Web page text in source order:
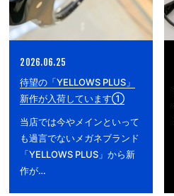
2026.06.25
待望の「YELLOWS PLUS」
新作が入荷しています①
当店では今やメインといって
も過言でないメガネブランド
「YELLOWS PLUS」から新
作が…